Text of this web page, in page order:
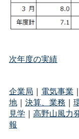
次年度の実績
企業局 ｜ 電気事業 ｜
地｜ 決算、業務 ｜
見学 ｜ 高野山風力
報